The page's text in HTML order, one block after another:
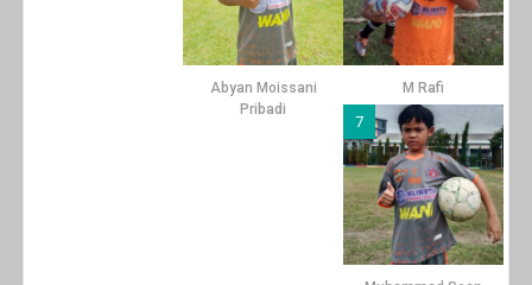
Abyan Moissani
Pribadi
M Rafi
7